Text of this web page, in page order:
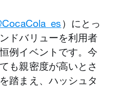
）にとっ
ドバリューを利用者
例イベントです。今
も親密度が高いとさ
踏まえ、ハッシュタ